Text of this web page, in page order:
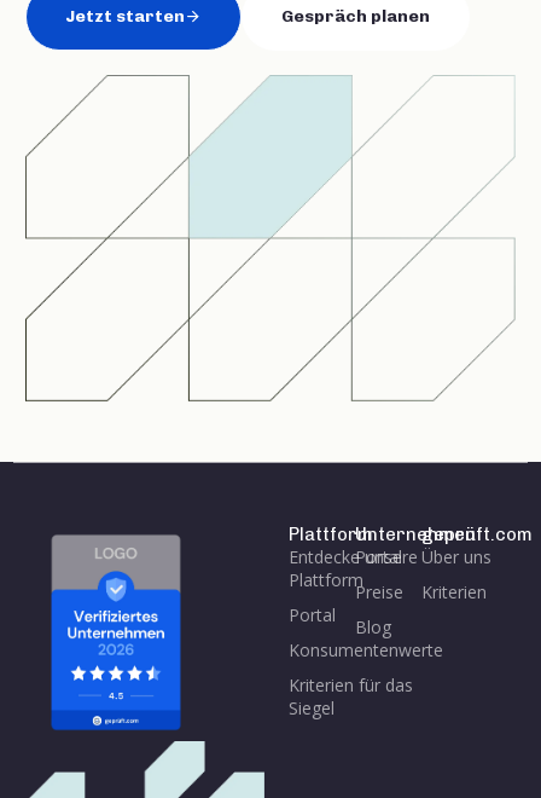
Jetzt starten Gespräch planen
Plattform
Entdecke unsere
Plattform
Portal
Konsumentenwerte
Kriterien für das
Siegel
Unternehmen
Portal
Preise
Blog
geprüft.com
Über uns
Kriterien